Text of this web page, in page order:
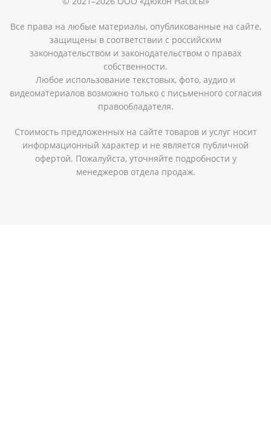
Все права на любые материалы, опубликованные на сайте,
защищены в соответствии с российским
законодательством и законодательством о правах
собственности.
Любое использование текстовых, фото, аудио и
видеоматериалов возможно только с письменного согласия
правообладателя.
Стоимость предложенных на сайте товаров и услуг носит
информационный характер и не является публичной
офертой. Пожалуйста, уточняйте подробности у
менеджеров отдела продаж.